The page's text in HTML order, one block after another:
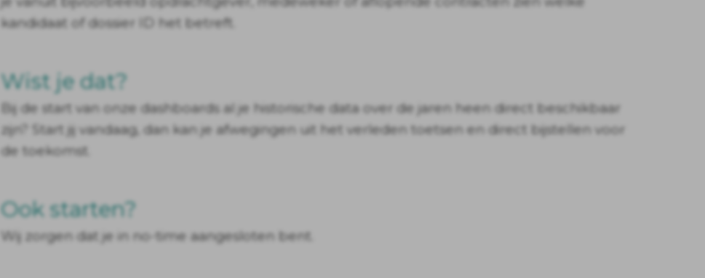
kandidaat of dossier ID het betreft.
Wist je dat?
Bij de start van onze dashboards al je historische data over de jaren heen direct beschikbaar
zijn? Start jij vandaag, dan kan je afwegingen uit het verleden toetsen en direct bijstellen voor
de toekomst.
Ook starten?
Wij zorgen dat je in no-time aangesloten bent.